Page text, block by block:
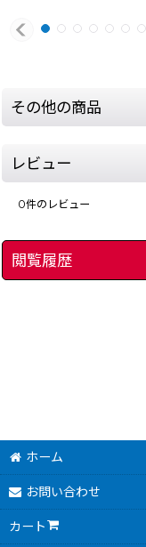
その他の商品
レビュー
0件のレビュー
閲覧履歴
ホーム
お問い合わせ
カート